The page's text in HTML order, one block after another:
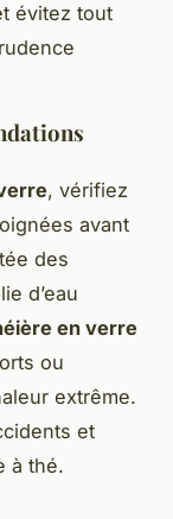
évitez tout
, vérifiez
avant
des
d’eau
en verre
ou
extrême.
et
à thé.